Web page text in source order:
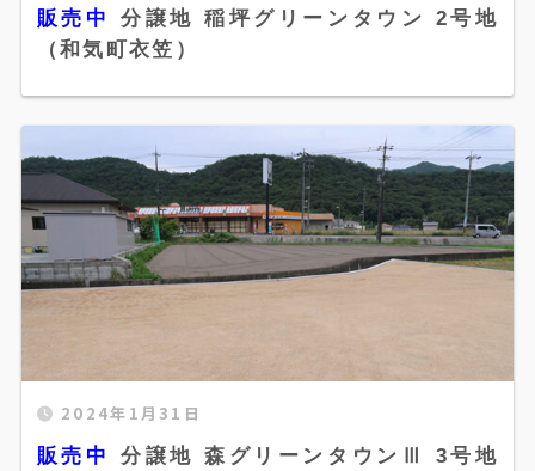
町衣笠）" width="520" height="300" />
販売中分譲地 稲坪グリーンタウン 2号地
（和気町衣笠）
販売中 分譲地 森グリーンタウンⅢ 3号地（和気
町衣笠）" width="520" height="300" />
2024年1月31日
販売中分譲地 森グリーンタウンⅢ 3号地